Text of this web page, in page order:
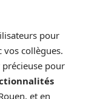
pour
vos collègues.
précieuse pour
et en